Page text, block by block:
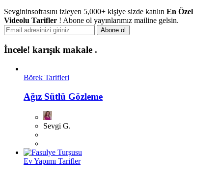
Sevgininsofrasını izleyen 5,000+ kişiye sizde katılın En Özel
Videolu Tarifler ! Abone ol yayınlarımız mailine gelsin.
İncele! karışık makale .
Börek Tarifleri
Ağız Sütlü Gözleme
Sevgi G.
Ev Yapımı Tarifler